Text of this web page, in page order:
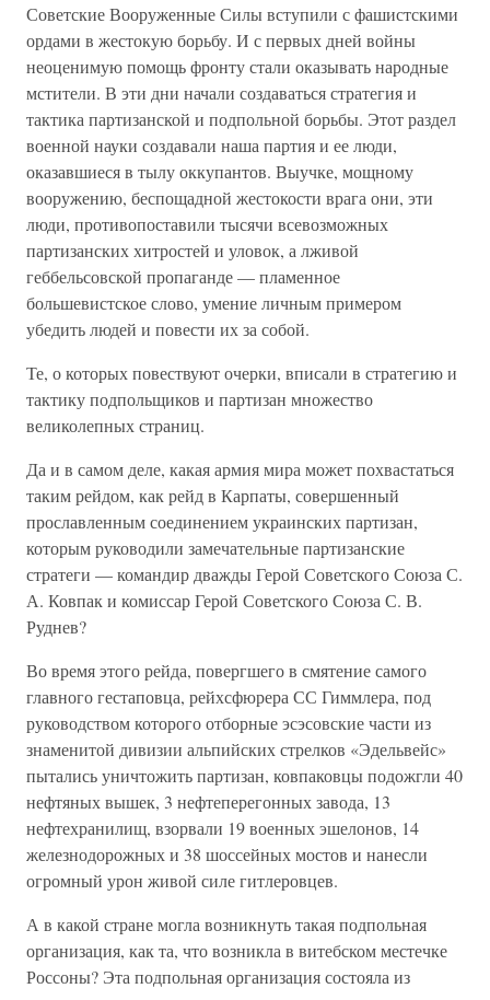
Советские Вооруженные Силы вступили с фашистскими
ордами в жестокую борьбу. И с первых дней войны
неоценимую помощь фронту стали оказывать народные
мстители. В эти дни начали создаваться стратегия и
тактика партизанской и подпольной борьбы. Этот раздел
военной науки создавали наша партия и ее люди,
оказавшиеся в тылу оккупантов. Выучке, мощному
вооружению, беспощадной жестокости врага они, эти
люди, противопоставили тысячи всевозможных
партизанских хитростей и уловок, а лживой
геббельсовской пропаганде — пламенное
большевистское слово, умение личным примером
убедить людей и повести их за собой.
Те, о которых повествуют очерки, вписали в стратегию и
тактику подпольщиков и партизан множество
великолепных страниц.
Да и в самом деле, какая армия мира может похвастаться
таким рейдом, как рейд в Карпаты, совершенный
прославленным соединением украинских партизан,
которым руководили замечательные партизанские
стратеги — командир дважды Герой Советского Союза С.
А. Ковпак и комиссар Герой Советского Союза С. В.
Руднев?
Во время этого рейда, повергшего в смятение самого
главного гестаповца, рейхсфюрера СС Гиммлера, под
руководством которого отборные эсэсовские части из
знаменитой дивизии альпийских стрелков «Эдельвейс»
пытались уничтожить партизан, ковпаковцы подожгли 40
нефтяных вышек, 3 нефтеперегонных завода, 13
нефтехранилищ, взорвали 19 военных эшелонов, 14
железнодорожных и 38 шоссейных мостов и нанесли
огромный урон живой силе гитлеровцев.
А в какой стране могла возникнуть такая подпольная
организация, как та, что возникла в витебском местечке
Россоны? Эта подпольная организация состояла из